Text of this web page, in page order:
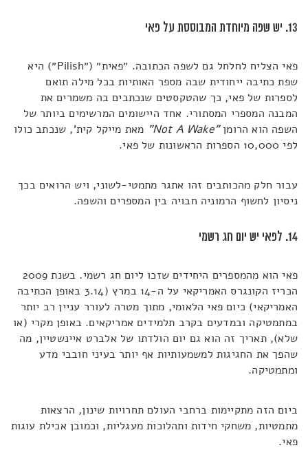
13. יש שפה מיוחדת המבוססת על פאי
פאי הצליח לחלחל גם לשפה הכתובה. ״פאית״ (״Pilish״) היא
שפת כתיבה ייחודית שבה מספר האותיות בכל מילה תואם
לספרות של פאי, כך שהטקסטים שנכתבים בה משמרים את
המבנה המספרי המסתורי. אחד היישומים המרשימים ביותר של
השפה הוא הרומן"
Not A Wake
" מאת מייקל קית', שנכתב כולו
לפי 10,000 הספרות הראשונות של פאי.
עבור חלק מהכותבים זהו אתגר מתמטי-לשוני, ויש הרואים בכך
ניסיון לחשוף הרמוניה חבויה בין המספרים והשפה.
14. לפאי יש יום חג רשמי
פאי הוא מהמספרים היחידים שזכו ליום חג רשמי. בשנת 2009
הכריז הקונגרס האמריקאי על ה-14 במרץ (3.14 באופן הכתיבה
האמריקאי) כיום פאי הלאומי, מתוך מטרה לעורר עניין רב יותר
במתמטיקה ובמדעים בקרב תלמידים אמריקאים. באופן מקרי (או
שלא), תאריך זה הוא גם יום הולדתו של אלברט איינשטיין, מה
שהפך את החגיגות למשמעותיות אף יותר בעיני חובבי מדע
ומתמטיקה.
ביום הזה מתקיימות ברחבי העולם תחרויות שינון, הרצאות
מתמטיות, משחקי חידות ותהלוכות מעגליות, וכמובן אכילת עוגות
פאי.